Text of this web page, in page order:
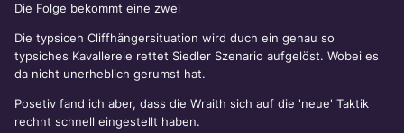
Die Folge bekommt eine zwei
Die typsiceh Cliffhängersituation wird duch ein genau so
typsiches Kavallereie rettet Siedler Szenario aufgelöst. Wobei es
da nicht unerheblich gerumst hat.
Posetiv fand ich aber, dass die Wraith sich auf die 'neue' Taktik
rechnt schnell eingestellt haben.